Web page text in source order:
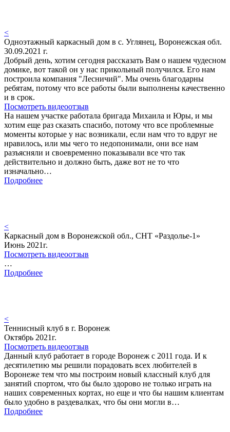
<
Одноэтажный каркасный дом в с. Углянец, Воронежская обл.
30.09.2021 г.
Добрый день, хотим сегодня рассказать Вам о нашем чудесном
домике, вот такой он у нас прикольный получился. Его нам
построила компания "Лесничий". Мы очень благодарны
ребятам, потому что все работы были выполнены качественно
и в срок.
Посмотреть видеоотзыв
На нашем участке работала бригада Михаила и Юры, и мы
хотим еще раз сказать спасибо, потому что все проблемные
моменты которые у нас возникали, если нам что то вдруг не
нравилось, или мы чего то недопонимали, они все нам
разъясняли и своевременно показывали все что так
действительно и должно быть, даже вот не то что
изначально…
Подробнее
<
Каркасный дом в Воронежской обл., СНТ «Раздолье-1»
Июнь 2021г.
Посмотреть видеоотзыв
…
Подробнее
<
Теннисный клуб в г. Воронеж
Октябрь 2021г.
Посмотреть видеоотзыв
Данный клуб работает в городе Воронеж с 2011 года. И к
десятилетию мы решили порадовать всех любителей в
Воронеже тем что мы построим новый классный клуб для
занятий спортом, что бы было здорово не только играть на
наших современных кортах, но еще и что бы нашим клиентам
было удобно в раздевалках, что бы они могли в…
Подробнее